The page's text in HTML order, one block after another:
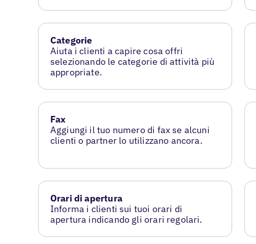
Categorie
Aiuta i clienti a capire cosa offri
selezionando le categorie di attività più
appropriate.
Fax
Aggiungi il tuo numero di fax se alcuni
clienti o partner lo utilizzano ancora.
Orari di apertura
Informa i clienti sui tuoi orari di
apertura indicando gli orari regolari.